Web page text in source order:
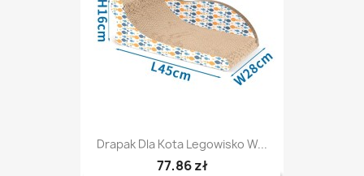
Drapak Dla Kota Legowisko W...
77,86 zł